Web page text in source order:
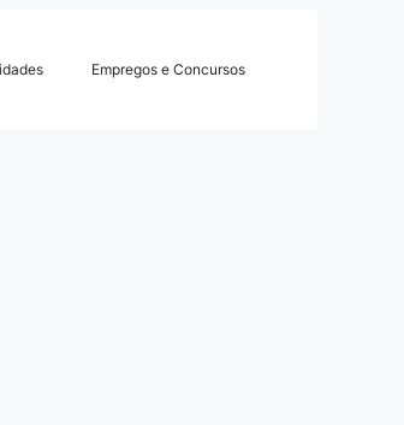
Empregos e Concursos